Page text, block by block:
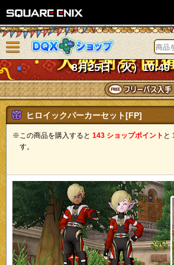
DQXシ
8月25日（火）10:49
ニューを閉じる
ヒロイックパーカーセット[FP]
※この商品を購入すると 143 ショップポイント と
す。